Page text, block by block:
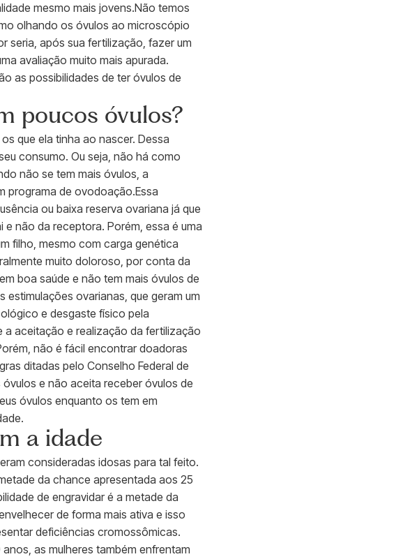
mesmo mais jovens.Não temos
olhando os óvulos ao microscópio
seria, após sua fertilização, fazer um
avaliação muito mais apurada.
as possibilidades de ter óvulos de
poucos óvulos?
que ela tinha ao nascer. Dessa
consumo. Ou seja, não há como
não se tem mais óvulos, a
programa de ovodoação.Essa
ou baixa reserva ovariana já que
não da receptora. Porém, essa é uma
filho, mesmo com carga genética
muito doloroso, por conta da
boa saúde e não tem mais óvulos de
estimulações ovarianas, que geram um
e desgaste físico pela
a aceitação e realização da fertilização
não é fácil encontrar doadoras
ditadas pelo Conselho Federal de
óvulos e não aceita receber óvulos de
óvulos enquanto os tem em
a idade
consideradas idosas para tal feito.
da chance apresentada aos 25
de engravidar é a metade da
de forma mais ativa e isso
deficiências cromossômicas.
as mulheres também enfrentam